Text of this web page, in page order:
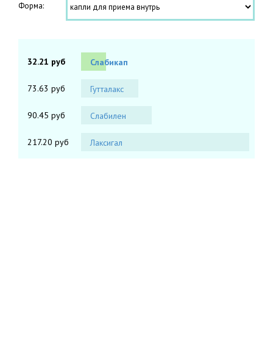
Форма:
32.21 руб Слабикап
73.63 руб Гутталакс
90.45 руб Слабилен
217.20 руб Лаксигал